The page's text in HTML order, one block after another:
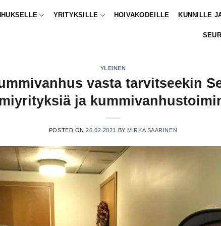
YRITYKSILLE HOIVAKODEILLE KUNNILLE
YLEINEN
vasta tarvitseekin
ja
POSTED ON26.02.2021 BY MIRKA SAARINEN